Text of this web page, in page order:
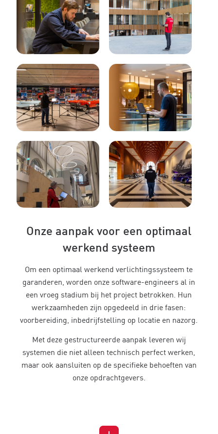
Onze aanpak voor een optimaal
werkend systeem
Om een optimaal werkend verlichtingssysteem te
garanderen, worden onze software-engineers al in
een vroeg stadium bij het project betrokken. Hun
werkzaamheden zijn opgedeeld in drie fasen:
voorbereiding, inbedrijfstelling op locatie en nazorg.
Met deze gestructureerde aanpak leveren wij
systemen die niet alleen technisch perfect werken,
maar ook aansluiten op de specifieke behoeften van
onze opdrachtgevers.